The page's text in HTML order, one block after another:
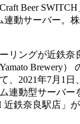
Beer
連動サーバー。
リングが近鉄奈
Brewery）
、2021年7月1日
連動型サーバー
近鉄奈良駅店